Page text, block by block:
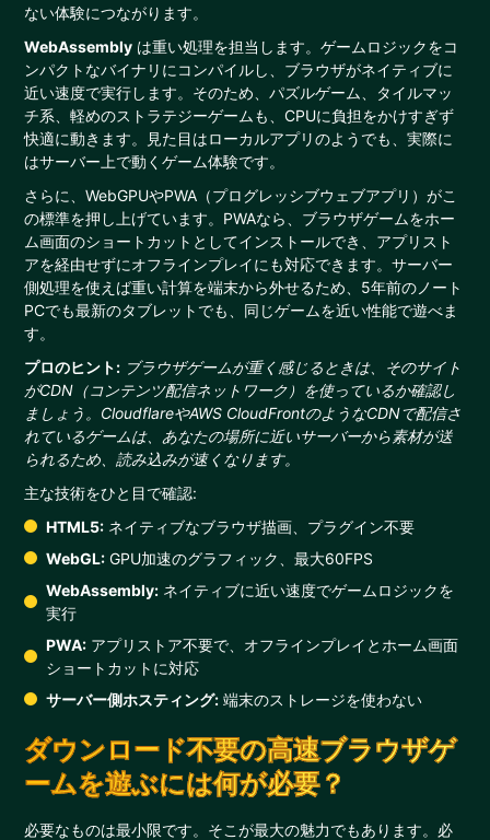
ない体験につながります。
WebAssembly は重い処理を担当します。ゲームロジックをコ
ンパクトなバイナリにコンパイルし、ブラウザがネイティブに
近い速度で実行します。そのため、パズルゲーム、タイルマッ
チ系、軽めのストラテジーゲームも、CPUに負担をかけすぎず
快適に動きます。見た目はローカルアプリのようでも、実際に
はサーバー上で動くゲーム体験です。
さらに、WebGPUやPWA（プログレッシブウェブアプリ）がこ
の標準を押し上げています。PWAなら、ブラウザゲームをホー
ム画面のショートカットとしてインストールでき、アプリスト
アを経由せずにオフラインプレイにも対応できます。サーバー
側処理を使えば重い計算を端末から外せるため、5年前のノート
PCでも最新のタブレットでも、同じゲームを近い性能で遊べま
す。
プロのヒント: ブラウザゲームが重く感じるときは、そのサイト
がCDN（コンテンツ配信ネットワーク）を使っているか確認し
ましょう。CloudflareやAWS CloudFrontのようなCDNで配信さ
れているゲームは、あなたの場所に近いサーバーから素材が送
られるため、読み込みが速くなります。
主な技術をひと目で確認:
HTML5: ネイティブなブラウザ描画、プラグイン不要
WebGL: GPU加速のグラフィック、最大60FPS
WebAssembly: ネイティブに近い速度でゲームロジックを
実行
PWA: アプリストア不要で、オフラインプレイとホーム画面
ショートカットに対応
サーバー側ホスティング: 端末のストレージを使わない
ダウンロード不要の高速ブラウザゲ
ームを遊ぶには何が必要？
必要なものは最小限です。そこが最大の魅力でもあります。必